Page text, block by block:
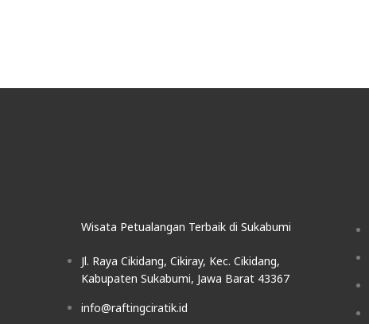
Wisata Petualangan Terbaik di Sukabumi
Jl. Raya Cikidang, Cikiray, Kec. Cikidang,
Kabupaten Sukabumi, Jawa Barat 43367
info@raftingciratik.id